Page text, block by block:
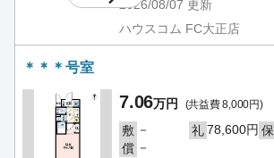
2026/08/07 更新
ハウスコム FC大正店
＊＊＊号室
7.06万円 (共益費 8,000円)
敷 － 礼78,600円 保
償 －